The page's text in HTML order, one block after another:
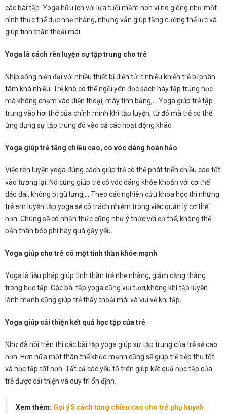
các bài tập. Yoga hữu ích với lứa tuổi mầm non vì nó giống như một
hình thức thể dục nhẹ nhàng, nhưng vẫn giúp tăng cường thể lực và
giúp tinh thần thoải mái.
Yoga là cách rèn luyện sự tập trung cho trẻ
Nhịp sống hiện đại với nhiều thiết bị điện tử ít nhiều khiến trẻ bị phân
tâm khá nhiều. Trẻ khó có thể ngồi yên đọc sách hay tập trung học
mà không chạm vào điện thoại, máy tính bảng,… Yoga giúp trẻ tập
trung vào hơi thở của chính mình khi tập luyện, từ đó mà trẻ có thể
ứng dụng sự tập trung đó vào cả các hoạt động khác.
Yoga giúp trẻ tăng chiều cao, có vóc dáng hoàn hảo
Việc rèn luyện yoga đúng cách giúp trẻ có thể phát triển chiều cao tốt
vào tương lại. Nó cũng giúp trẻ có vóc dáng khỏe khoắn với cơ thể
dẻo dai, không bị gù lưng,… Theo các nghiên cứu khoa học thì những
trẻ em luyện tập yoga sẽ có trách nhiệm trong việc quản lý cơ thể
hơn. Chúng sẽ có nhận thức cũng như ý thức với cơ thể, không thể
bản thân béo phì hay quá gầy yếu.
Yoga giúp cho trẻ có một tinh thần khỏe mạnh
Yoga là liệu pháp giúp tinh thần trẻ nhẹ nhàng, giảm căng thẳng
trong học tập. Các bài tập yoga cũng vui tươi,không khí tập luyện
lành mạnh cũng giúp trẻ thấy thoải mái và vui vẻ khi tập.
Yoga giúp cải thiện kết quả học tập của trẻ
Như đã nói trên thì các bài tập yoga giúp sự tập trung của trẻ sẽ cao
hơn. Hơn nữa một thân thể khỏe mạnh cũng sẽ giúp trẻ tiếp thu tốt
và học tập tốt hơn. Tất cả các yếu tố trên giúp kết quả học tập của
trẻ được cải thiện và duy trì ổn định.
Xem thêm: Gợi ý 5 cách tăng chiều cao cho trẻ phụ huynh